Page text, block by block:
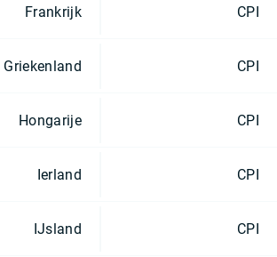
Frankrijk CPI
Griekenland CPI
Hongarije CPI
Ierland CPI
IJsland CPI